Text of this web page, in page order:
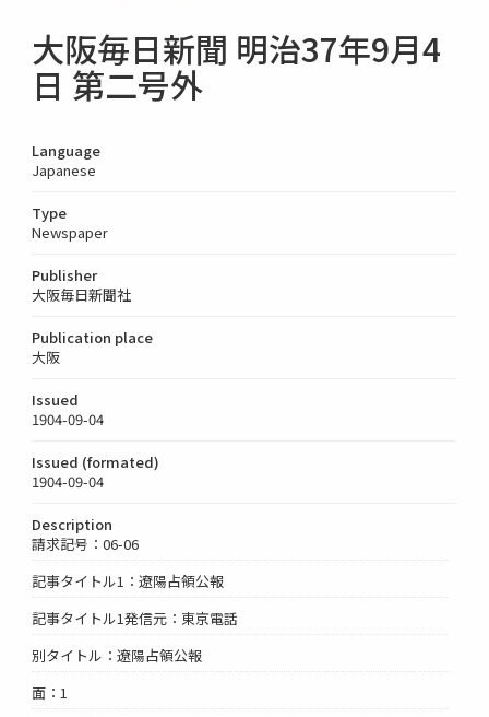
大阪毎日新聞 明治37年9月4
日 第二号外
Language
Japanese
Type
Newspaper
Publisher
大阪毎日新聞社
Publication place
大阪
Issued
1904-09-04
Issued (formated)
1904-09-04
Description
請求記号：06-06
記事タイトル1：遼陽占領公報
記事タイトル1発信元：東京電話
別タイトル：遼陽占領公報
面：1